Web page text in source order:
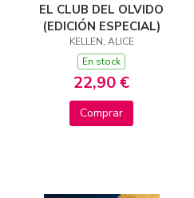
EL CLUB DEL OLVIDO
(EDICIÓN ESPECIAL)
KELLEN, ALICE
En stock
22,90 €
Comprar